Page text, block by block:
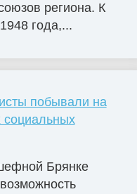
региона. К
года,...
побывали на
социальных
Брянке